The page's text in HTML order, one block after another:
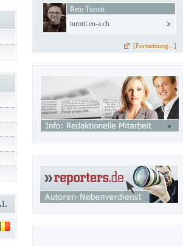
Reto Turotti
turotti.en-a.ch
[Fortsetzung...]